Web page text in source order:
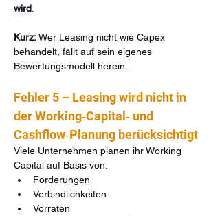
wird
Kurz: Wer Leasing nicht wie Capex
behandelt, fällt auf sein eigenes
Bewertungsmodell herein.
Fehler 5 – Leasing wird nicht in
der Working‑Capital‑ und
Cashflow‑Planung berücksichtigt
Viele Unternehmen planen ihr Working
Capital auf Basis von:
Forderungen
Verbindlichkeiten
Vorräten